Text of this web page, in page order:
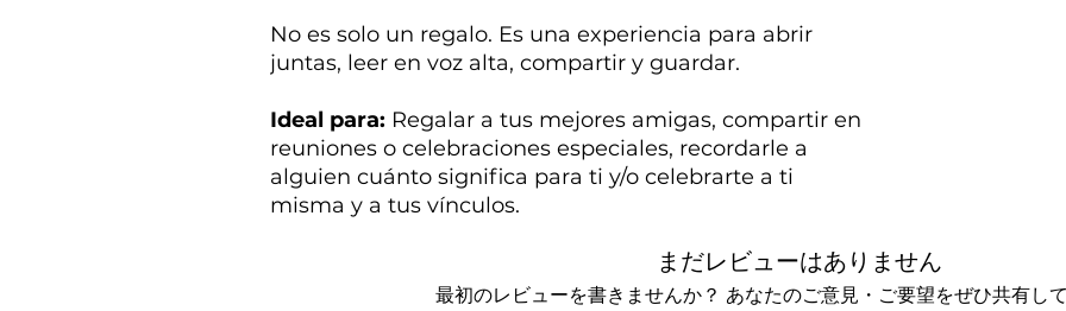
No es solo un regalo. Es una experiencia para abrir
juntas, leer en voz alta, compartir y guardar.
Ideal para: Regalar a tus mejores amigas, compartir en
reuniones o celebraciones especiales, recordarle a
alguien cuánto significa para ti y/o celebrarte a ti
misma y a tus vínculos.
まだレビューはありません
最初のレビューを書きませんか？ あなたのご意見・ご要望をぜひ共有して